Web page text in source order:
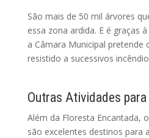
São mais de 50 mil árvores
essa zona ardida. E é graças
a Câmara Municipal pretende
resistido a sucessivos
Outras Atividades
Além da Floresta Encantada,
são excelentes destinos para